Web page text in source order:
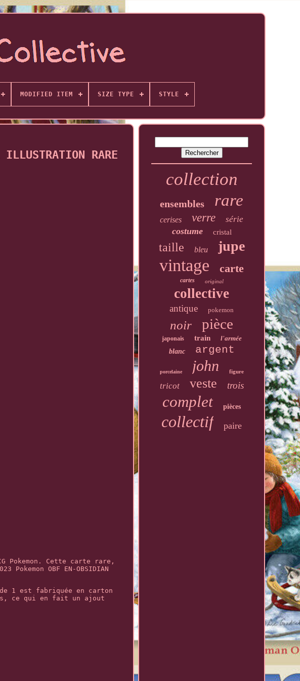
MODIFIED ITEM SIZE TYPE STYLE
RARE
Pokemon. Cette carte rare,
OBF EN-OBSIDIAN
1 est fabriquée en carton
ce qui en fait un ajout
collection
ensembles rare
cerises verre série
costume cristal
taille bleu jupe
vintage carte
cartes original
collective
antique pokemon
noir pièce
japonais train
l'armée
blanc
argent
porcelaine john figure
tricot veste trois
complet pièces
collectif paire